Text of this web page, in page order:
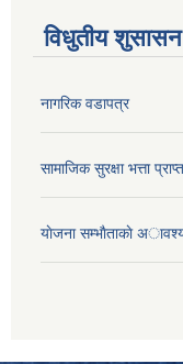
विधुतीय
नागरिक वडापत्र
सामाजिक सुरक्षा भत्ता
याेजना सम्भाैताकाे